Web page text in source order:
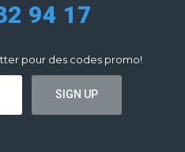
94 17
pour des codes promo!